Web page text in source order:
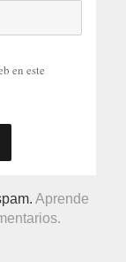
en este
Aprende